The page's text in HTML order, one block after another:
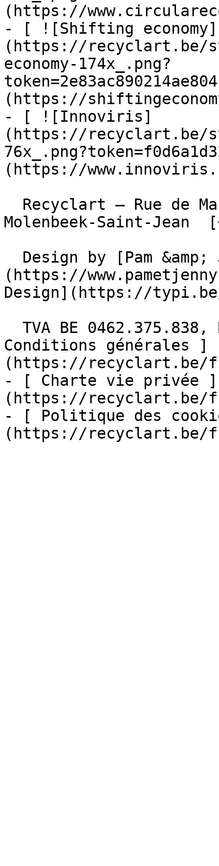
(https://
- [ ![Shifting economy]
(https://recyclart.be/
economy-174x_.png?
(https://
- [ ![Innoviris]
(https://recyclart.be/
(https://
Molenbeek-Saint-
(https://
Design](https://
Conditions générales ]
(https://recyclart.be/
- [ Charte vie privée ]
(https://recyclart.be/
- [ Politique des